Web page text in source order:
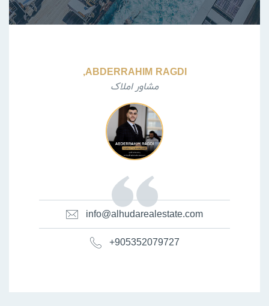
ABDERRAHIM RAGDI,
مشاور املاک
info@alhudarealestate.com
+905352079727